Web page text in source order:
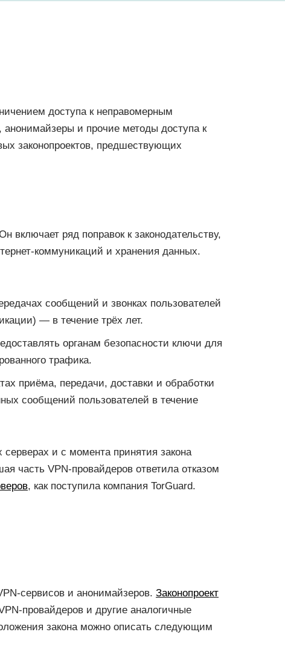
доступа к неправомерным
и прочие методы доступа к
законопроектов, предшествующих
включает ряд поправок к законодательству,
коммуникаций и хранения данных.
сообщений и звонках пользователей
— в течение трёх лет.
органам безопасности ключи для
трафика.
приёма, передачи, доставки и обработки
сообщений пользователей в течение
и с момента принятия закона
часть VPN-провайдеров ответила отказом
, как поступила компания TorGuard.
сервисов и анонимайзеров. Законопроект
провайдеров и другие аналогичные
закона можно описать следующим